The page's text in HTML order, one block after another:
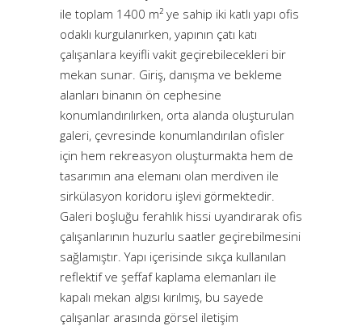
ile toplam 1400 m² ye sahip iki katlı yapı ofis
odaklı kurgulanırken, yapının çatı katı
çalışanlara keyifli vakit geçirebilecekleri bir
mekan sunar. Giriş, danışma ve bekleme
alanları binanın ön cephesine
konumlandırılırken, orta alanda oluşturulan
galeri, çevresinde konumlandırılan ofisler
için hem rekreasyon oluşturmakta hem de
tasarımın ana elemanı olan merdiven ile
sirkülasyon koridoru işlevi görmektedir.
Galeri boşluğu ferahlık hissi uyandırarak ofis
çalışanlarının huzurlu saatler geçirebilmesini
sağlamıştır. Yapı içerisinde sıkça kullanılan
reflektif ve şeffaf kaplama elemanları ile
kapalı mekan algısı kırılmış, bu sayede
çalışanlar arasında görsel iletişim